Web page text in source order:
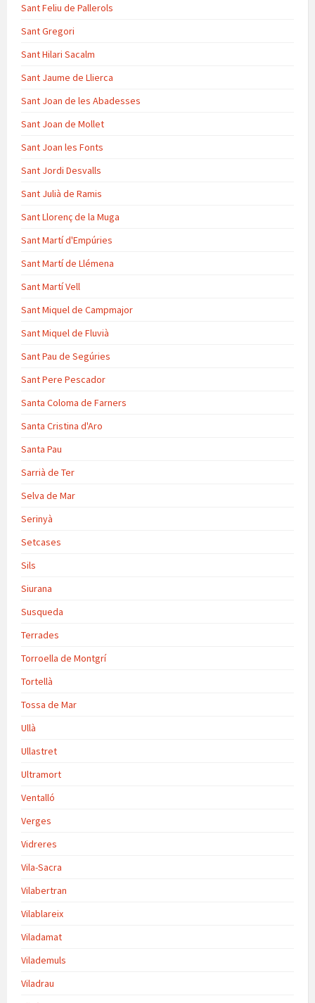
Sant Feliu de Pallerols
Sant Gregori
Sant Hilari Sacalm
Sant Jaume de Llierca
Sant Joan de les Abadesses
Sant Joan de Mollet
Sant Joan les Fonts
Sant Jordi Desvalls
Sant Julià de Ramis
Sant Llorenç de la Muga
Sant Martí d'Empúries
Sant Martí de Llémena
Sant Martí Vell
Sant Miquel de Campmajor
Sant Miquel de Fluvià
Sant Pau de Segúries
Sant Pere Pescador
Santa Coloma de Farners
Santa Cristina d'Aro
Santa Pau
Sarrià de Ter
Selva de Mar
Serinyà
Setcases
Sils
Siurana
Susqueda
Terrades
Torroella de Montgrí
Tortellà
Tossa de Mar
Ullà
Ullastret
Ultramort
Ventalló
Verges
Vidreres
Vila-Sacra
Vilabertran
Vilablareix
Viladamat
Vilademuls
Viladrau